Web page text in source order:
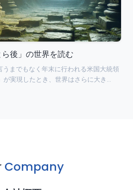
ら後」の世界を読む
うまでもなく年末に行われる米国大統領
が実現したとき、世界はさらに大き…
Company